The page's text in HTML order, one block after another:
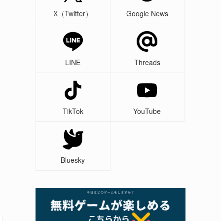
X（Twitter） Google News
LINE Threads
TikTok YouTube
Bluesky